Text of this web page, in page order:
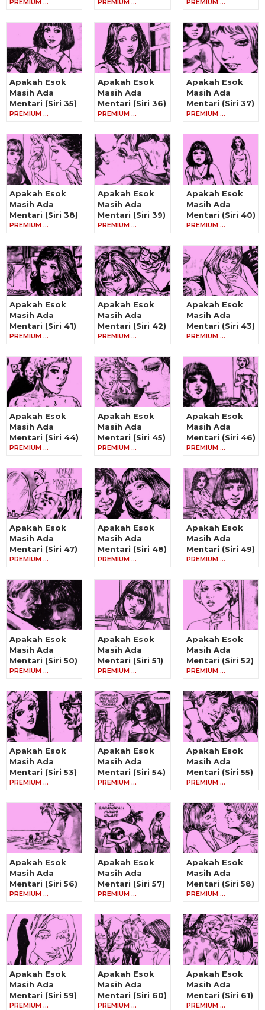
PREMIUM … PREMIUM … PREMIUM …
Apakah Esok
Masih Ada
Mentari (Siri 35)
PREMIUM …
Apakah Esok
Masih Ada
Mentari (Siri 36)
PREMIUM …
Apakah Esok
Masih Ada
Mentari (Siri 37)
PREMIUM …
Apakah Esok
Masih Ada
Mentari (Siri 38)
PREMIUM …
Apakah Esok
Masih Ada
Mentari (Siri 39)
PREMIUM …
Apakah Esok
Masih Ada
Mentari (Siri 40)
PREMIUM …
Apakah Esok
Masih Ada
Mentari (Siri 41)
PREMIUM …
Apakah Esok
Masih Ada
Mentari (Siri 42)
PREMIUM …
Apakah Esok
Masih Ada
Mentari (Siri 43)
PREMIUM …
Apakah Esok
Masih Ada
Mentari (Siri 44)
PREMIUM …
Apakah Esok
Masih Ada
Mentari (Siri 45)
PREMIUM …
Apakah Esok
Masih Ada
Mentari (Siri 46)
PREMIUM …
Apakah Esok
Masih Ada
Mentari (Siri 47)
PREMIUM …
Apakah Esok
Masih Ada
Mentari (Siri 48)
PREMIUM …
Apakah Esok
Masih Ada
Mentari (Siri 49)
PREMIUM …
Apakah Esok
Masih Ada
Mentari (Siri 50)
PREMIUM …
Apakah Esok
Masih Ada
Mentari (Siri 51)
PREMIUM …
Apakah Esok
Masih Ada
Mentari (Siri 52)
PREMIUM …
Apakah Esok
Masih Ada
Mentari (Siri 53)
PREMIUM …
Apakah Esok
Masih Ada
Mentari (Siri 54)
PREMIUM …
Apakah Esok
Masih Ada
Mentari (Siri 55)
PREMIUM …
Apakah Esok
Masih Ada
Mentari (Siri 56)
PREMIUM …
Apakah Esok
Masih Ada
Mentari (Siri 57)
PREMIUM …
Apakah Esok
Masih Ada
Mentari (Siri 58)
PREMIUM …
Apakah Esok
Masih Ada
Mentari (Siri 59)
PREMIUM …
Apakah Esok
Masih Ada
Mentari (Siri 60)
PREMIUM …
Apakah Esok
Masih Ada
Mentari (Siri 61)
PREMIUM …